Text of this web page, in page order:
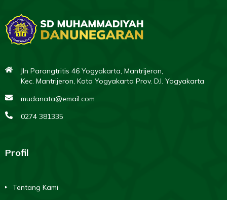
Jln Parangtritis 46 Yogyakarta, Mantrijeron,
Kec. Mantrijeron, Kota Yogyakarta Prov. D.I. Yogyakarta
mudanata@email.com
0274 381335
Profil
Tentang Kami